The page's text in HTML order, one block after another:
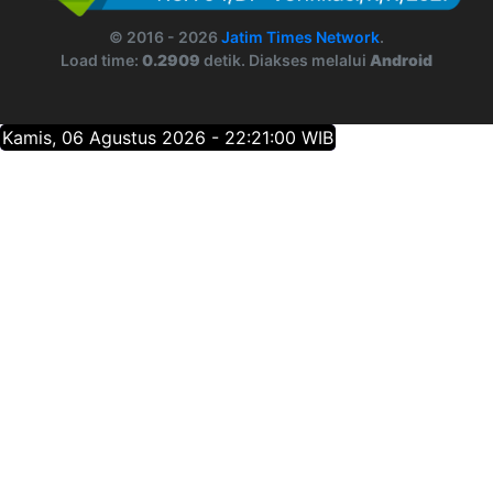
© 2016 - 2026 Jatim Times Network.
Load time: 0.2909 detik. Diakses melalui Android
Kamis, 06 Agustus 2026 - 22:21:01 WIB